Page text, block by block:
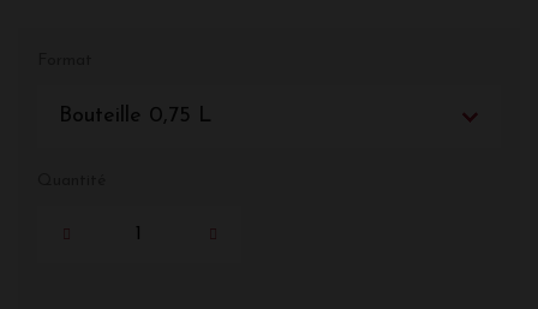
Bouteille 0,75 L